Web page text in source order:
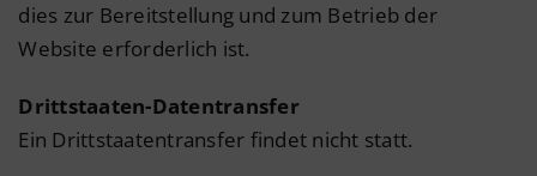
dies zur Bereitstellung und zum Betrieb der
Website erforderlich ist.
Drittstaaten-Datentransfer
Ein Drittstaatentransfer findet nicht statt.